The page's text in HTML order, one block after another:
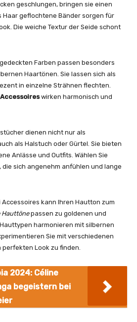
geschlungen, bringen sie einen
Haar geflochtene Bänder sorgen für
Die weiche Textur der Seide schont
Farben passen besonders
Haartönen. Sie lassen sich als
in einzelne Strähnen flechten.
wirken harmonisch und
dienen nicht nur als
als Halstuch oder Gürtel. Sie bieten
Anlässe und Outfits. Wählen Sie
sich angenehm anfühlen und lange
kann Ihren Hautton zum
Hauttönepassen zu goldenen und
harmonieren mit silbernen
Sie mit verschiedenen
perfekten Look zu finden.
2024: Céline
begeistern bei